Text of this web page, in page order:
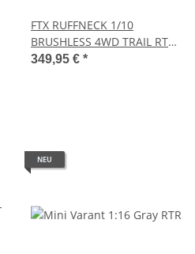
FTX RUFFNECK 1/10
BRUSHLESS 4WD TRAIL RTR -
ORANGE
349,95 € *
NEU